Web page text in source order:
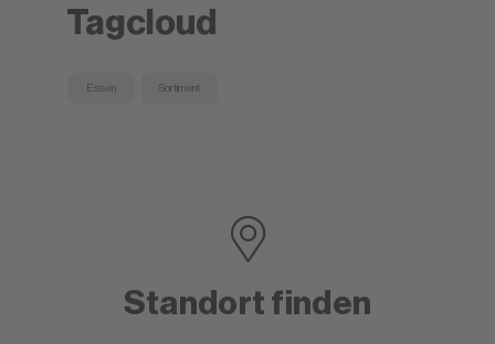
Tagcloud
Essen Sortiment
Standort finden